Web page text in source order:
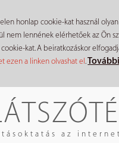
honlap cookie-kat használ
nem lennének elérhetőek az Ön
kat. A beiratkozáskor
ezen a linken olvashat el.
az